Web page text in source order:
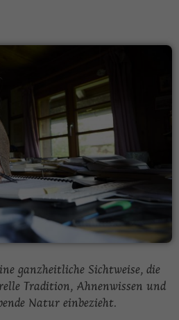
ganzheitliche Sichtweise, die
Tradition, Ahnenwissen und
Natur einbezieht.